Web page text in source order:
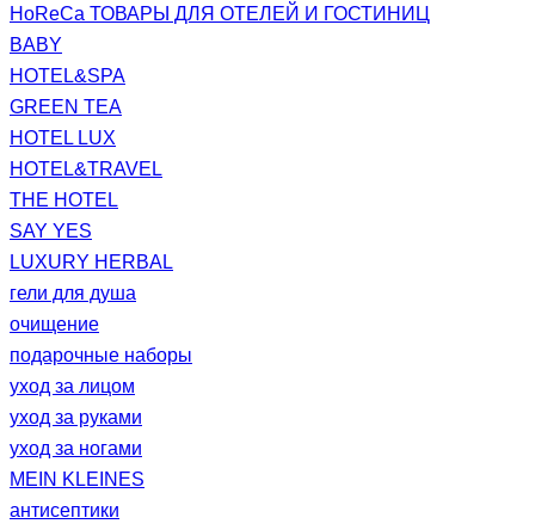
HoReCa ТОВАРЫ ДЛЯ ОТЕЛЕЙ И ГОСТИНИЦ
BABY
HOTEL&SPA
GREEN TEA
HOTEL LUX
HOTEL&TRAVEL
THE HOTEL
SAY YES
LUXURY HERBAL
гели для душа
очищение
подарочные наборы
уход за лицом
уход за руками
уход за ногами
MEIN KLEINES
антисептики